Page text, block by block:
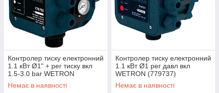
Контролер тиску електронний
1.1 кВт Ø1" + рег тиску вкл
1.5-3.0 bar WETRON
(779755)
Немає в наявності
Контролер тиску електронний
1.1 кВт Ø1 рег давл вкл
WETRON (779737)
Немає в наявності